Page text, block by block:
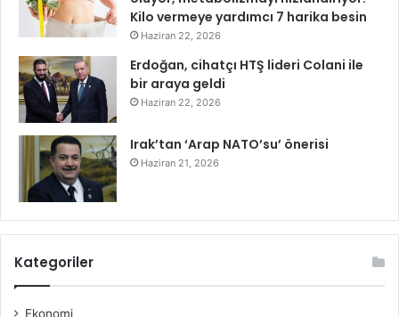
Kilo vermeye yardımcı 7 harika besin
Haziran 22, 2026
Erdoğan, cihatçı HTŞ lideri Colani ile
bir araya geldi
Haziran 22, 2026
Irak’tan ‘Arap NATO’su’ önerisi
Haziran 21, 2026
Kategoriler
Ekonomi